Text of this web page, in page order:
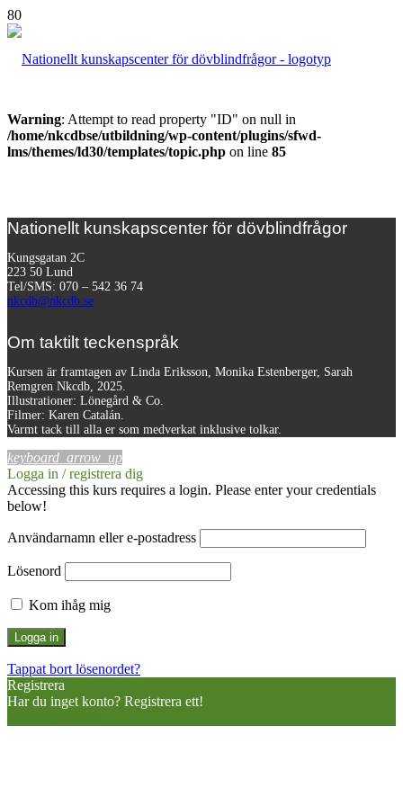
Warning: Attempt to read property "ID" on null in
/home/nkcdbse/utbildning/wp-content/plugins/sfwd-
lms/themes/ld30/templates/topic.php on line 85
Nationellt kunskapscenter för dövblindfrågor
Kungsgatan 2C
223 50 Lund
Tel/SMS: 070 – 542 36 74
nkcdb@nkcdb.se
Om taktilt teckenspråk
Kursen är framtagen av Linda Eriksson, Monika Estenberger, Sarah
Remgren Nkcdb, 2025.
Illustrationer: Lönegård & Co.
Filmer: Karen Catalán.
Varmt tack till alla er som medverkat inklusive tolkar.
keyboard_arrow_up
Logga in / registrera dig
Accessing this kurs requires a login. Please enter your credentials
below!
Användarnamn eller e-postadress
Lösenord
Kom ihåg mig
Tappat bort lösenordet?
Registrera
Har du inget konto? Registrera ett!